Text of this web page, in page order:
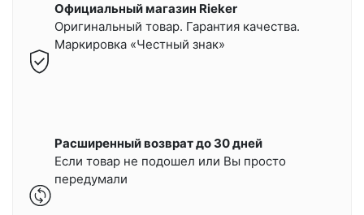
Официальный магазин Rieker
Оригинальный товар. Гарантия качества.
Маркировка «Честный знак»
Расширенный возврат до 30 дней
Если товар не подошел или Вы просто
передумали